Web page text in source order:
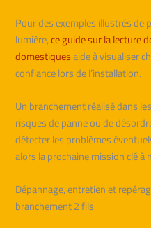
Pour des exemples illustrés de
lumière,ce guide sur la lecture
domestiquesaide à visualiser
confiance lors de l’installation.
Un branchement réalisé dans
risques de panne ou de
détecter les problèmes
alors la prochaine mission clé à
Dépannage, entretien et
branchement 2 fils